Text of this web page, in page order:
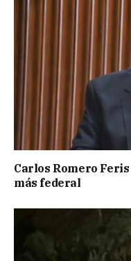
Carlos Romero
más federal